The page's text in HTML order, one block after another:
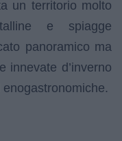
un territorio molto
e spiagge
panoramico ma
innevate d’inverno